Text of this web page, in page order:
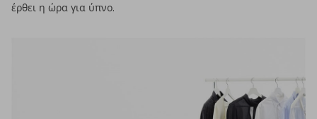
έρθει η ώρα για ύπνο.